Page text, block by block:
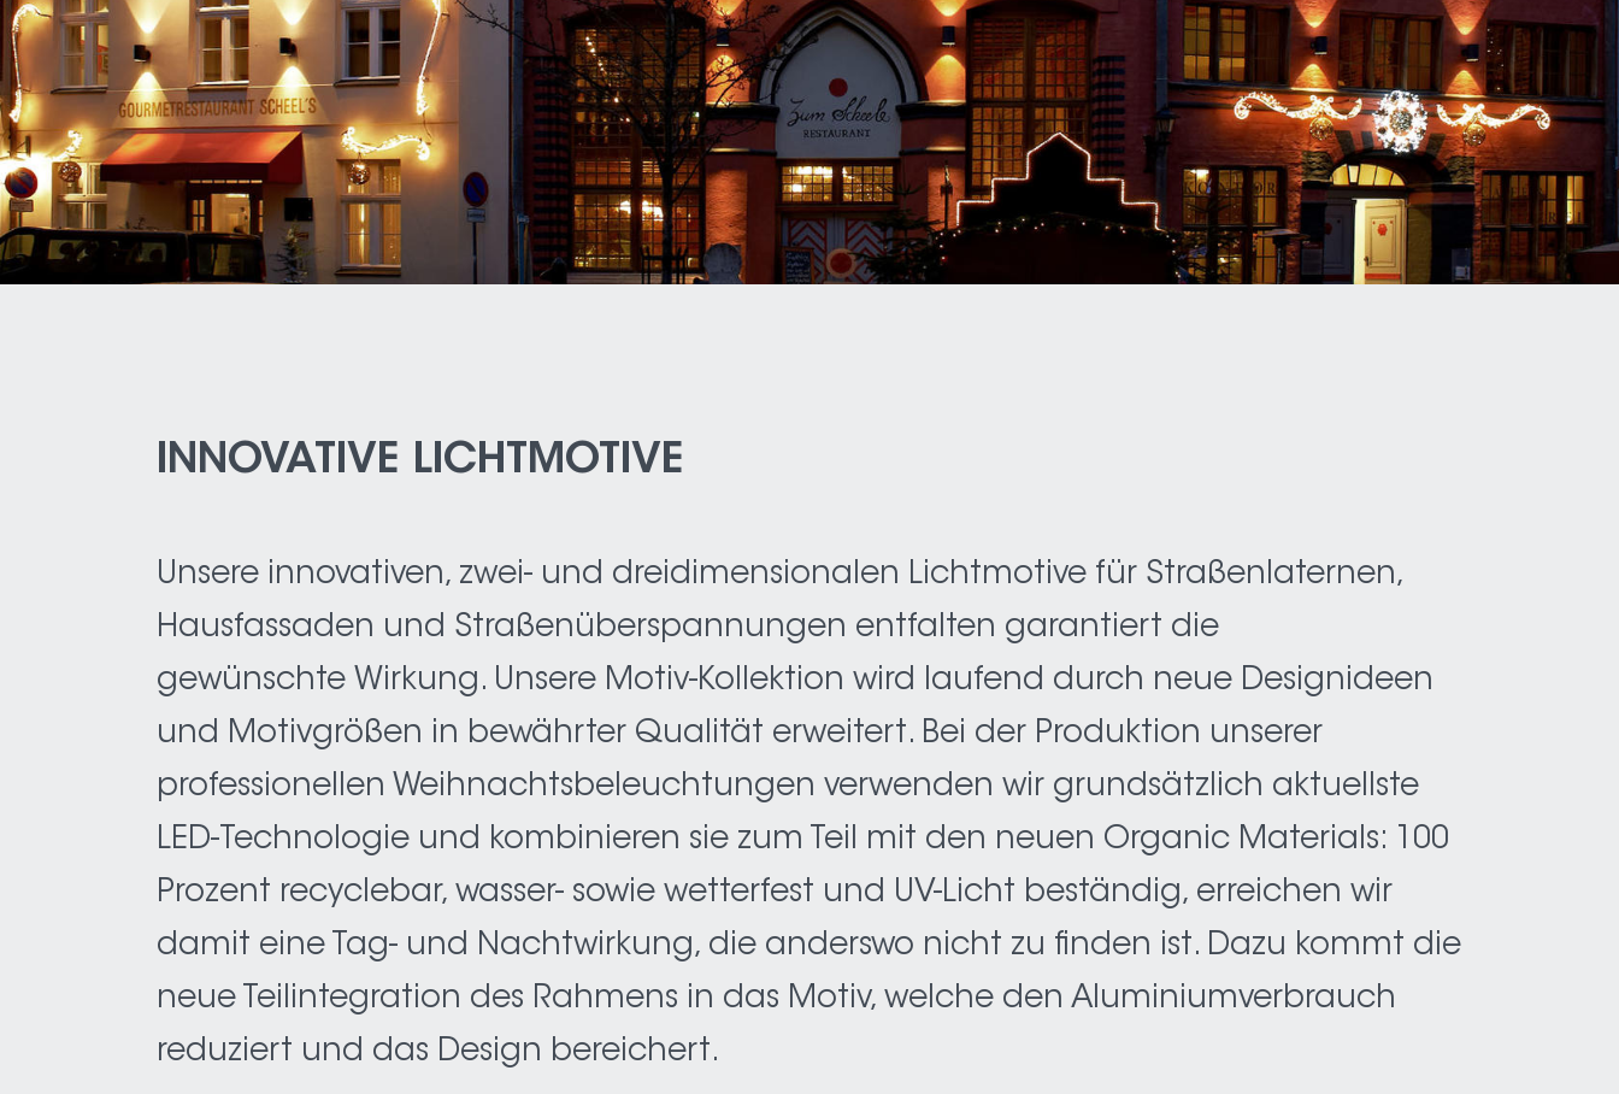
INNOVATIVE LICHTMOTIVE
Unsere innovativen, zwei- und dreidimensionalen Lichtmotive für Straßenlaternen,
Hausfassaden und Straßenüberspannungen entfalten garantiert die
gewünschte Wirkung. Unsere Motiv-Kollektion wird laufend durch neue Designideen
und Motivgrößen in bewährter Qualität erweitert. Bei der Produktion unserer
professionellen Weihnachtsbeleuchtungen verwenden wir grundsätzlich aktuellste
LED-Technologie und kombinieren sie zum Teil mit den neuen Organic Materials: 100
Prozent recyclebar, wasser- sowie wetterfest und UV-Licht beständig, erreichen wir
damit eine Tag- und Nachtwirkung, die anderswo nicht zu finden ist. Dazu kommt die
neue Teilintegration des Rahmens in das Motiv, welche den Aluminiumverbrauch
reduziert und das Design bereichert.